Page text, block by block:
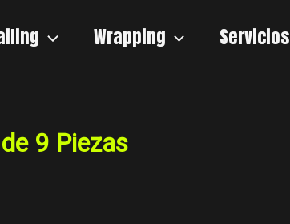
Wrapping Servicios
9 Piezas